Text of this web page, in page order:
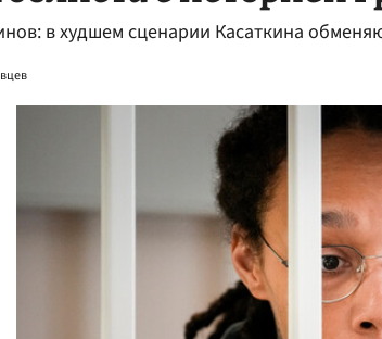
в худшем сценарии Касаткина